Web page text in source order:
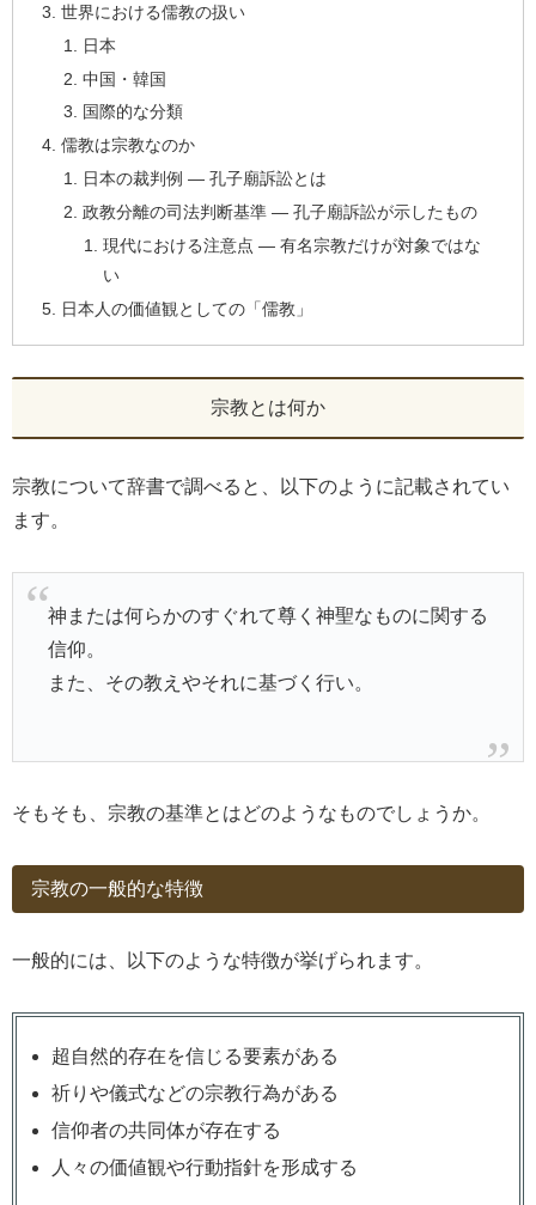
世界における儒教の扱い
日本
中国・韓国
国際的な分類
儒教は宗教なのか
日本の裁判例 ― 孔子廟訴訟とは
政教分離の司法判断基準 ― 孔子廟訴訟が示したもの
現代における注意点 ― 有名宗教だけが対象ではな
い
日本人の価値観としての「儒教」
宗教とは何か
宗教について辞書で調べると、以下のように記載されてい
ます。
神または何らかのすぐれて尊く神聖なものに関する
信仰。
また、その教えやそれに基づく行い。
そもそも、宗教の基準とはどのようなものでしょうか。
宗教の一般的な特徴
一般的には、以下のような特徴が挙げられます。
超自然的存在を信じる要素がある
祈りや儀式などの宗教行為がある
信仰者の共同体が存在する
人々の価値観や行動指針を形成する